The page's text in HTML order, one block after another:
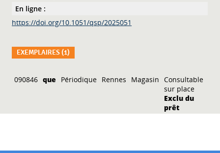
En ligne :
https://doi.org/10.1051/qsp/2025051
EXEMPLAIRES (1)
Liste des exemplaires
090846 que Périodique Rennes Magasin Consultable
sur place
Exclu du
prêt